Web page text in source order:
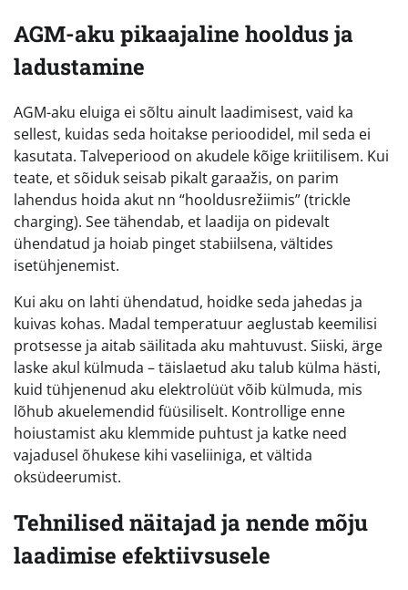
AGM-aku pikaajaline hooldus ja
ladustamine
AGM-aku eluiga ei sõltu ainult laadimisest, vaid ka
sellest, kuidas seda hoitakse perioodidel, mil seda ei
kasutata. Talveperiood on akudele kõige kriitilisem. Kui
teate, et sõiduk seisab pikalt garaažis, on parim
lahendus hoida akut nn “hooldusrežiimis” (trickle
charging). See tähendab, et laadija on pidevalt
ühendatud ja hoiab pinget stabiilsena, vältides
isetühjenemist.
Kui aku on lahti ühendatud, hoidke seda jahedas ja
kuivas kohas. Madal temperatuur aeglustab keemilisi
protsesse ja aitab säilitada aku mahtuvust. Siiski, ärge
laske akul külmuda – täislaetud aku talub külma hästi,
kuid tühjenenud aku elektrolüüt võib külmuda, mis
lõhub akuelemendid füüsiliselt. Kontrollige enne
hoiustamist aku klemmide puhtust ja katke need
vajadusel õhukese kihi vaseliiniga, et vältida
oksüdeerumist.
Tehnilised näitajad ja nende mõju
laadimise efektiivsusele